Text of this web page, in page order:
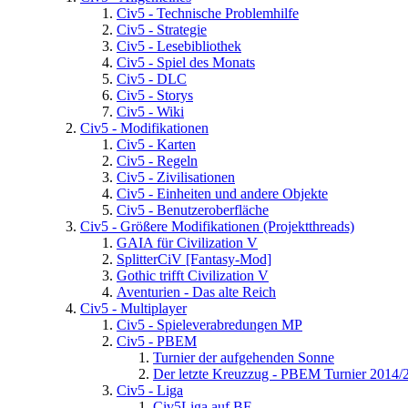
Civ5 - Technische Problemhilfe
Civ5 - Strategie
Civ5 - Lesebibliothek
Civ5 - Spiel des Monats
Civ5 - DLC
Civ5 - Storys
Civ5 - Wiki
Civ5 - Modifikationen
Civ5 - Karten
Civ5 - Regeln
Civ5 - Zivilisationen
Civ5 - Einheiten und andere Objekte
Civ5 - Benutzeroberfläche
Civ5 - Größere Modifikationen (Projektthreads)
GAIA für Civilization V
SplitterCiV [Fantasy-Mod]
Gothic trifft Civilization V
Aventurien - Das alte Reich
Civ5 - Multiplayer
Civ5 - Spieleverabredungen MP
Civ5 - PBEM
Turnier der aufgehenden Sonne
Der letzte Kreuzzug - PBEM Turnier 2014/
Civ5 - Liga